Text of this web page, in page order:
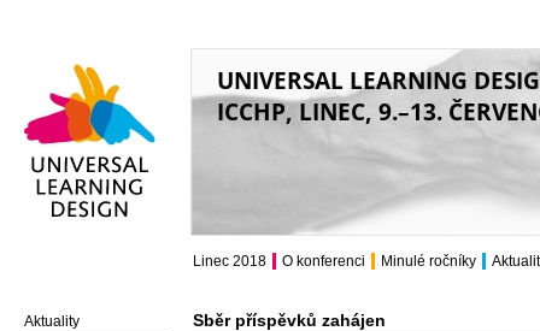
UNIVERSAL LEARNING
ICCHP, LINEC, 9.–13.
Sběr příspěvků zahájen
Aktuality
Linec 2018 O konferenci Minulé ročníky